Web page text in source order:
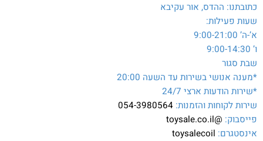
כתובתנו: ההדס, אור עקיבא
שעות פעילות:
א’-ה’ 9:00-21:00
ו’ 9:00-14:30
שבת סגור
*מענה אנושי בשירות עד השעה 20:00
*שירות הודעות ארצי 24/7
שירות לקוחות והזמנות: 054-3980564
פייסבוק: @toysale.co.il
אינסטגרם: toysalecoil